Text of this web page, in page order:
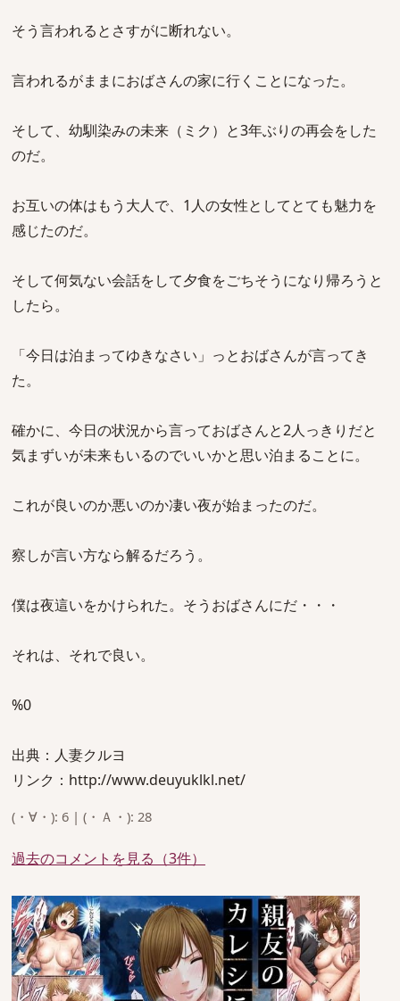
そう言われるとさすがに断れない。
言われるがままにおばさんの家に行くことになった。
そして、幼馴染みの未来（ミク）と3年ぶりの再会をした
のだ。
お互いの体はもう大人で、1人の女性としてとても魅力を
感じたのだ。
そして何気ない会話をして夕食をごちそうになり帰ろうと
したら。
「今日は泊まってゆきなさい」っとおばさんが言ってき
た。
確かに、今日の状況から言っておばさんと2人っきりだと
気まずいが未来もいるのでいいかと思い泊まることに。
これが良いのか悪いのか凄い夜が始まったのだ。
察しが言い方なら解るだろう。
僕は夜這いをかけられた。そうおばさんにだ・・・
それは、それで良い。
%0
出典：人妻クルヨ
リンク：http://www.deuyuklkl.net/
(・∀・): 6 | (・Ａ・): 28
過去のコメントを見る（3件）